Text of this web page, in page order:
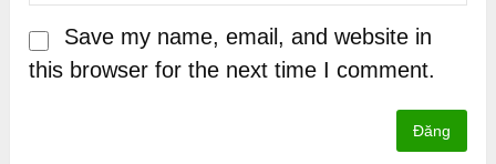
Save my name, email, and website in
this browser for the next time I comment.